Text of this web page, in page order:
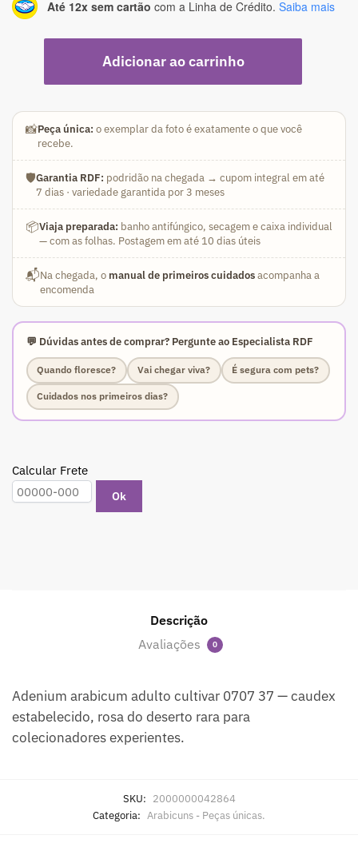
Até 12x sem cartão com a Linha de Crédito. Saiba mais
Arabicum
plac
Adulta
quantidade
Adicionar ao carrinho
📸Peça única: o exemplar da foto é exatamente o que você
recebe.
🛡️Garantia RDF: podridão na chegada → cupom integral em até
7 dias · variedade garantida por 3 meses
📦Viaja preparada: banho antifúngico, secagem e caixa individual
— com as folhas. Postagem em até 10 dias úteis
📬Na chegada, o manual de primeiros cuidadosacompanha a
encomenda
💬 Dúvidas antes de comprar? Pergunte ao Especialista RDF
Quando floresce? Vai chegar viva? É segura com pets?
Cuidados nos primeiros dias?
Calcular Frete
Ok
Descrição
Avaliações
0
Adenium arabicum adulto cultivar 0707 37 — caudex
estabelecido, rosa do deserto rara para
colecionadores experientes.
SKU: 2000000042864
Categoria: Arabicuns - Peças únicas.